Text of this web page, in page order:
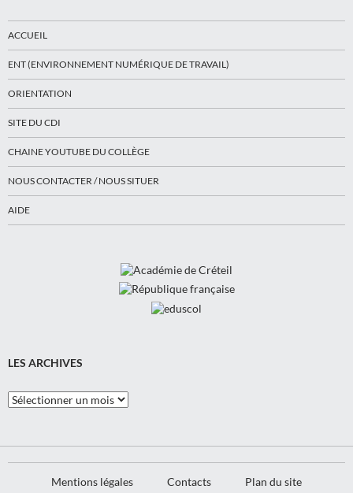
ACCUEIL
ENT (ENVIRONNEMENT NUMÉRIQUE DE TRAVAIL)
ORIENTATION
SITE DU CDI
CHAINE YOUTUBE DU COLLÈGE
NOUS CONTACTER / NOUS SITUER
AIDE
LES ARCHIVES
Les
Archives
Mentions légales Contacts Plan du site